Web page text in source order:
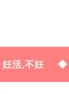
妊活,不妊